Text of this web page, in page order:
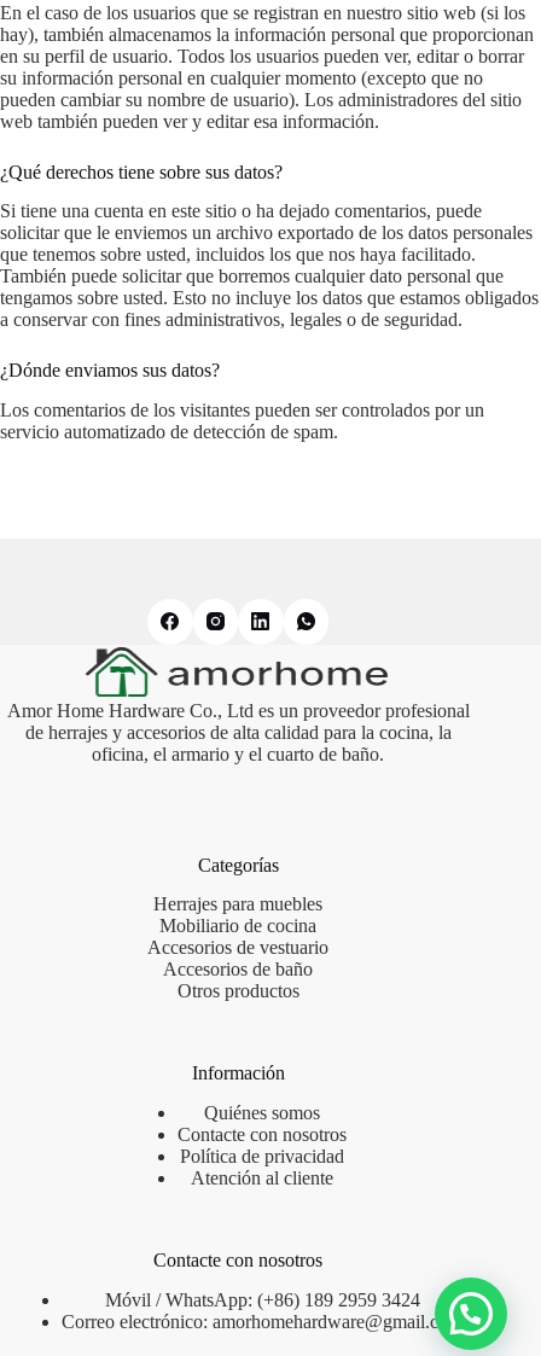
En el caso de los usuarios que se registran en nuestro sitio web (si los
hay), también almacenamos la información personal que proporcionan
en su perfil de usuario. Todos los usuarios pueden ver, editar o borrar
su información personal en cualquier momento (excepto que no
pueden cambiar su nombre de usuario). Los administradores del sitio
web también pueden ver y editar esa información.
¿Qué derechos tiene sobre sus datos?
Si tiene una cuenta en este sitio o ha dejado comentarios, puede
solicitar que le enviemos un archivo exportado de los datos personales
que tenemos sobre usted, incluidos los que nos haya facilitado.
También puede solicitar que borremos cualquier dato personal que
tengamos sobre usted. Esto no incluye los datos que estamos obligados
a conservar con fines administrativos, legales o de seguridad.
¿Dónde enviamos sus datos?
Los comentarios de los visitantes pueden ser controlados por un
servicio automatizado de detección de spam.
Amor Home Hardware Co., Ltd es un proveedor profesional
de herrajes y accesorios de alta calidad para la cocina, la
oficina, el armario y el cuarto de baño.
Categorías
Herrajes para muebles
Mobiliario de cocina
Accesorios de vestuario
Accesorios de baño
Otros productos
Información
Quiénes somos
Contacte con nosotros
Política de privacidad
Atención al cliente
Contacte con nosotros
Móvil / WhatsApp: (+86) 189 2959 3424
Correo electrónico:amorhomehardware@gmail.com